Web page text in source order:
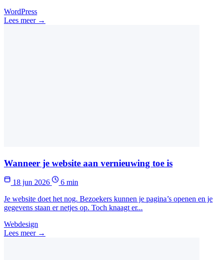
WordPress
Lees meer →
Wanneer je website aan vernieuwing toe is
18 jun 2026
6 min
Je website doet het nog. Bezoekers kunnen je pagina’s openen en je
gegevens staan er netjes op. Toch knaagt er...
Webdesign
Lees meer →